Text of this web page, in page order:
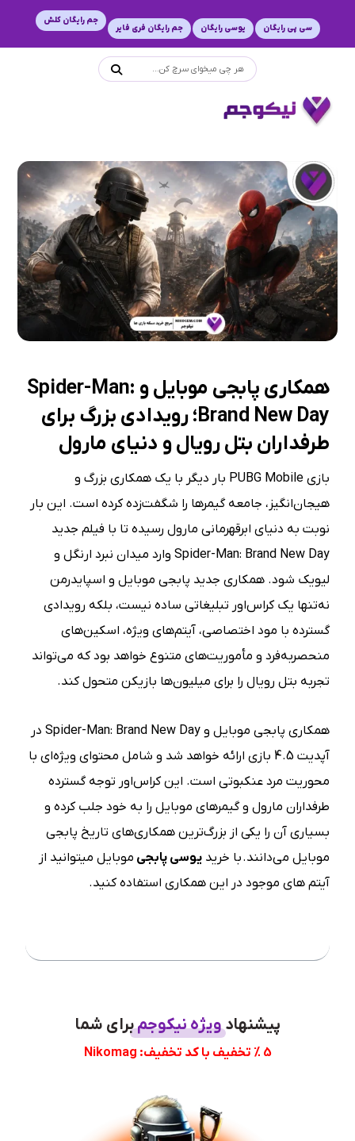
سی پی رایگان یوسی رایگان جم رایگان فری فایر
جم رایگان کلش
همکاری پابجی موبایل و Spider-Man:
Brand New Day؛ رویدادی بزرگ برای
طرفداران بتل رویال و دنیای مارول
بازی PUBG Mobile بار دیگر با یک همکاری بزرگ و
هیجان‌انگیز، جامعه گیمرها را شگفت‌زده کرده است. این بار
نوبت به دنیای ابرقهرمانی مارول رسیده تا با فیلم جدید
Spider-Man: Brand New Day وارد میدان نبرد ارنگل و
لیویک شود. همکاری جدید پابجی موبایل و اسپایدرمن
نه‌تنها یک کراس‌اور تبلیغاتی ساده نیست، بلکه رویدادی
گسترده با مود اختصاصی، آیتم‌های ویژه، اسکین‌های
منحصر‌به‌فرد و مأموریت‌های متنوع خواهد بود که می‌تواند
تجربه بتل رویال را برای میلیون‌ها بازیکن متحول کند.
همکاری پابجی موبایل و Spider-Man: Brand New Day در
آپدیت 4.5 بازی ارائه خواهد شد و شامل محتوای ویژه‌ای با
محوریت مرد عنکبوتی است. این کراس‌اور توجه گسترده
طرفداران مارول و گیمرهای موبایل را به خود جلب کرده و
بسیاری آن را یکی از بزرگ‌ترین همکاری‌های تاریخ پابجی
موبایل می‌دانند. با خریدیوسی پابجی موبایل میتوانید از
آیتم های موجود در این همکاری استفاده کنید.
پیشنهادویژه نیکوجمبرای شما
5 % تخفیف با کد تخفیف: Nikomag